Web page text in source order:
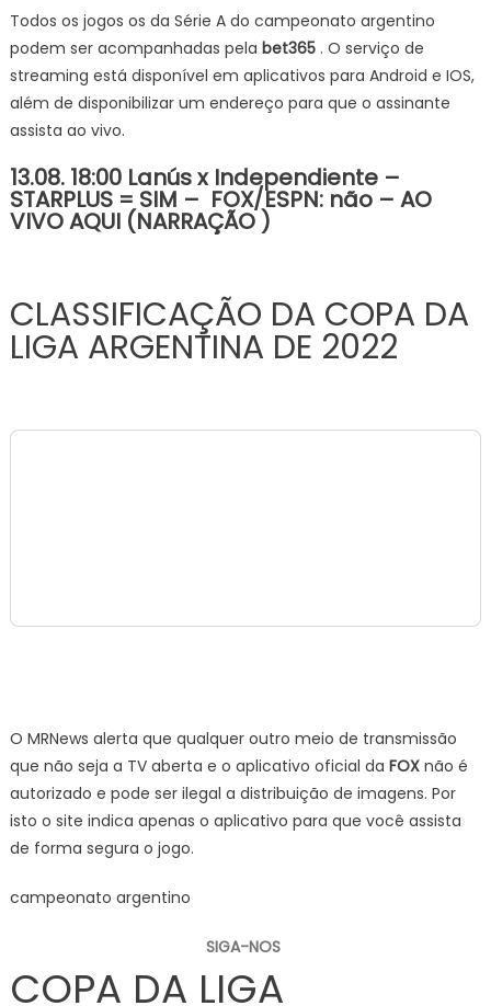
Todos os jogos os da Série A do campeonato argentino
podem ser acompanhadas pela bet365 . O serviço de
streaming está disponível em aplicativos para Android e IOS,
além de disponibilizar um endereço para que o assinante
assista ao vivo.
13.08. 18:00 Lanús x Independiente –
STARPLUS = SIM – FOX/ESPN: não – AO
VIVO AQUI (NARRAÇÃO )
CLASSIFICAÇÃO DA COPA DA
LIGA ARGENTINA DE 2022
O MRNews alerta que qualquer outro meio de transmissão
que não seja a TV aberta e o aplicativo oficial da FOXnão é
autorizado e pode ser ilegal a distribuição de imagens. Por
isto o site indica apenas o aplicativo para que você assista
de forma segura o jogo.
campeonato argentino
SIGA-NOS
COPA DA LIGA